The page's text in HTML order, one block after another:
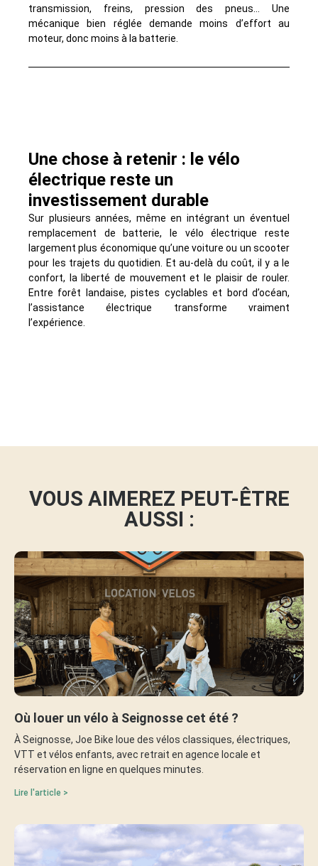
transmission, freins, pression des pneus… Une
mécanique bien réglée demande moins d’effort au
moteur, donc moins à la batterie.
Une chose à retenir : le vélo
électrique reste un
investissement durable
Sur plusieurs années, même en intégrant un éventuel
remplacement de batterie, le vélo électrique reste
largement plus économique qu’une voiture ou un scooter
pour les trajets du quotidien. Et au-delà du coût, il y a le
confort, la liberté de mouvement et le plaisir de rouler.
Entre forêt landaise, pistes cyclables et bord d’océan,
l’assistance électrique transforme vraiment
l’expérience.
VOUS AIMEREZ PEUT-ÊTRE
AUSSI :
Où louer un vélo à Seignosse cet été ?
À Seignosse, Joe Bike loue des vélos classiques, électriques,
VTT et vélos enfants, avec retrait en agence locale et
réservation en ligne en quelques minutes.
Lire l'article >